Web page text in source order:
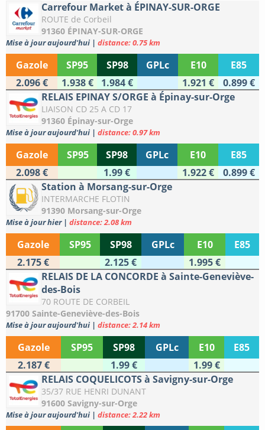
Carrefour Market à ÉPINAY-SUR-ORGE
ROUTE de Corbeil
91360 ÉPINAY-SUR-ORGE
Mise à jour aujourd'hui | distance: 0.75 km
Gazole SP95 SP98 GPLc E10
E85
2.096 €
1.938 € 1.984 € 1.921 €
0.899 €
RELAIS EPINAY S/ORGE à Épinay-sur-Orge
LIAISON CD 25 A CD 17
91360 Épinay-sur-Orge
Mise à jour aujourd'hui | distance: 0.97 km
Gazole SP95 SP98 GPLc E10
E85
2.098 €
1.99 € 1.922 €
0.899 €
Station à Morsang-sur-Orge
INTERMARCHE FLOTIN
91390 Morsang-sur-Orge
Mise à jour hier | distance: 2.08 km
Gazole SP95 SP98 GPLc E10
E85
2.175 €
2.125 €
1.995 €
RELAIS DE LA CONCORDE à Sainte-Geneviève-
des-Bois
70 ROUTE DE CORBEIL
91700 Sainte-Geneviève-des-Bois
Mise à jour aujourd'hui | distance: 2.14 km
Gazole SP95 SP98 GPLc E10
E85
2.187 €
1.99 €
1.99 €
RELAIS COQUELICOTS à Savigny-sur-Orge
35/37 RUE HENRI DUNANT
91600 Savigny-sur-Orge
Mise à jour aujourd'hui | distance: 2.22 km